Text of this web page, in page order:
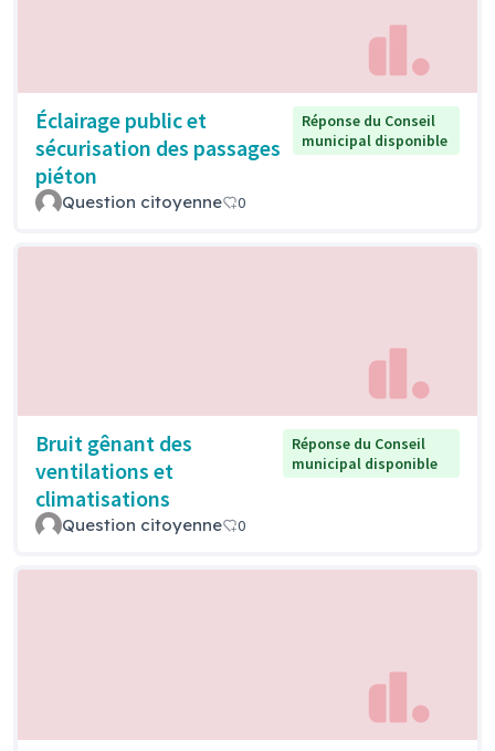
Éclairage public et
sécurisation des passages
piéton
Réponse du Conseil
municipal disponible
Question citoyenne 0
Bruit gênant des
ventilations et
climatisations
Réponse du Conseil
municipal disponible
Question citoyenne 0